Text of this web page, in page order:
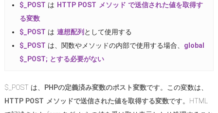
$_POST は HTTP POST メソッド で送信された値を取得す
る変数
$_POST は 連想配列 として使用する
$_POST は、関数やメソッドの内部で使用する場合、 global
$_POST; とする必要がない
$_POST は、 PHPの定義済み変数のポスト変数です。この変数は、
HTTP POST メソッドで送信された値を取得する変数です。HTML